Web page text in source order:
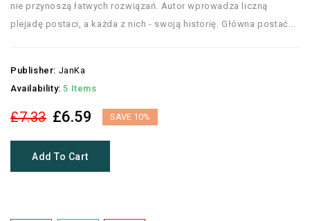
nie przynoszą łatwych rozwiązań. Autor wprowadza liczną
plejadę postaci, a każda z nich - swoją historię. Główna postać...
Publisher: JanKa
Availability: 5 Items
£7.33 £6.59 SAVE 10%
Add To Cart